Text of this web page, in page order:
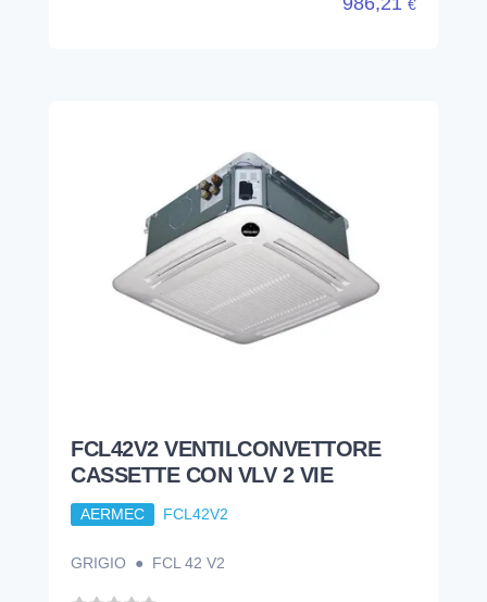
€
FCL42V2 VENTILCONVETTORE
CASSETTE CON VLV 2 VIE
AERMEC FCL42V2
GRIGIO ● FCL 42 V2